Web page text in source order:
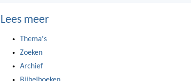
Lees meer
Thema's
Zoeken
Archief